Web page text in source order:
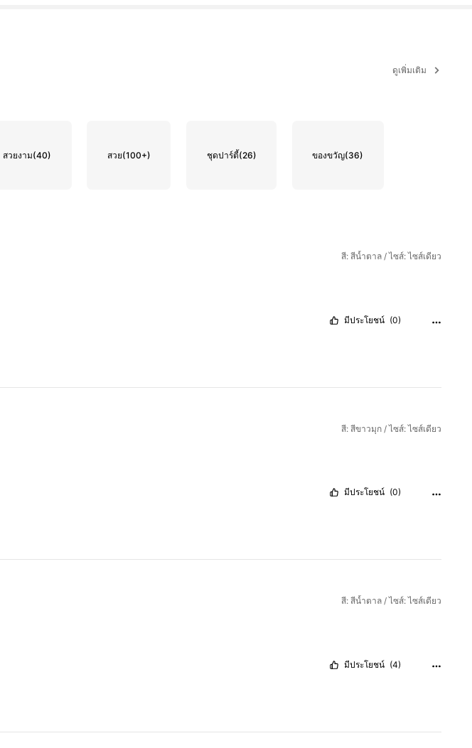
ดูเพิ่มเติม
สวยงาม(40) สวย(100+) ชุดปาร์ตี้(26) ของขวัญ(36)
สี: สีน้ำตาล / ไซส์: ไซส์เดียว
มีประโยชน์ (0)
สี: สีขาวมุก / ไซส์: ไซส์เดียว
มีประโยชน์ (0)
สี: สีน้ำตาล / ไซส์: ไซส์เดียว
มีประโยชน์ (4)